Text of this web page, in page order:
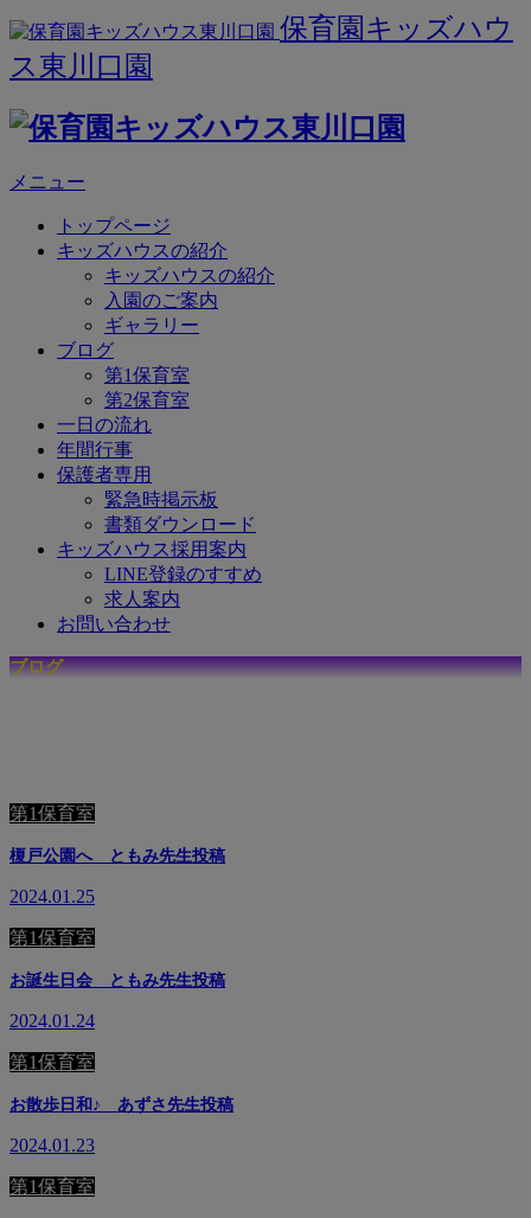
保育園キッズハウ
ス東川口園
メニュー
トップページ
キッズハウスの紹介
キッズハウスの紹介
入園のご案内
ギャラリー
ブログ
第1保育室
第2保育室
一日の流れ
年間行事
保護者専用
緊急時掲示板
書類ダウンロード
キッズハウス採用案内
LINE登録のすすめ
求人案内
お問い合わせ
ブログ
第1保育室
榎戸公園へ ともみ先生投稿
2024.01.25
第1保育室
お誕生日会 ともみ先生投稿
2024.01.24
第1保育室
お散歩日和♪ あずさ先生投稿
2024.01.23
第1保育室